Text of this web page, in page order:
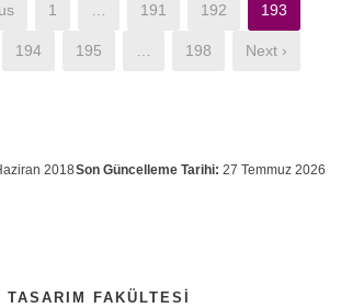
1 191 192 193
194 195 198 Next ›
2018Son Güncelleme Tarihi: 27 Temmuz 2026
FAKÜLTESI